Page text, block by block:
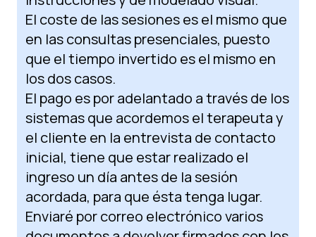
El coste de las sesiones es el mismo que
en las consultas presenciales, puesto
que el tiempo invertido es el mismo en
los dos casos.
El pago es por adelantado a través de los
sistemas que acordemos el terapeuta y
el cliente en la entrevista de contacto
inicial, tiene que estar realizado el
ingreso un día antes de la sesión
acordada, para que ésta tenga lugar.
Enviaré por correo electrónico varios